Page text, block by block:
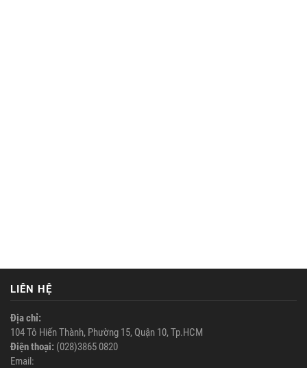
LIÊN HỆ
Địa chỉ:
104 Tô Hiến Thành, Phường 15, Quận 10, Tp.HCM
Điện thoại: (028)3865 0820
Email: